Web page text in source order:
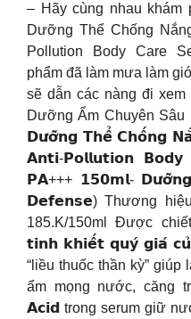
– Hãy cùng nhau khám
Dưỡng Thể Chống
Pollution Body Care
phẩm đã làm mưa làm
sẽ dẫn các nàng đi
Dưỡng Ẩm Chuyên
𝗗𝘂̛𝗼̛̃𝗻𝗴 𝗧𝗵𝗲̂̉ 𝗖𝗵𝗼̂́𝗻𝗴
𝗔𝗻𝘁𝗶-𝗣𝗼𝗹𝗹𝘂𝘁𝗶𝗼𝗻
𝗣𝗔+++ 𝟭𝟱𝟬𝗺𝗹-
𝗗𝗲𝗳𝗲𝗻𝘀𝗲) Thương
185.K/150ml Được
𝘁𝗶𝗻𝗵 𝗸𝗵𝗶𝗲̂́𝘁 𝗾𝘂𝘆́ 𝗴𝗶𝗮́
“liều thuốc thần kỳ”
ẩm mọng nước, căng
𝗔𝗰𝗶𝗱 trong serum giữ